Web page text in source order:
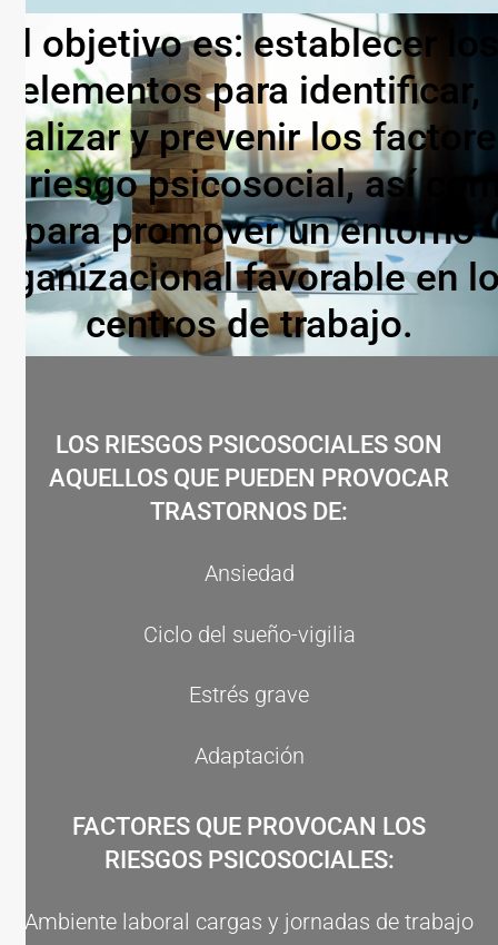
El objetivo es: establecer los
elementos para identificar,
y prevenir los
riesgo psicosocial, así
para promover un entorno
favorable en
centros de trabajo.
LOS RIESGOS PSICOSOCIALES SON
AQUELLOS QUE PUEDEN PROVOCAR
TRASTORNOS DE:
Ansiedad
Ciclo del sueño-vigilia
Estrés grave
Adaptación
FACTORES QUE PROVOCAN LOS
RIESGOS PSICOSOCIALES:
Ambiente laboral cargas y jornadas de trabajo